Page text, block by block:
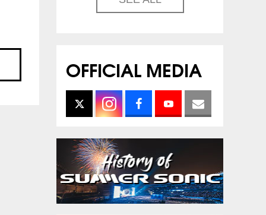
OFFICIAL MEDIA